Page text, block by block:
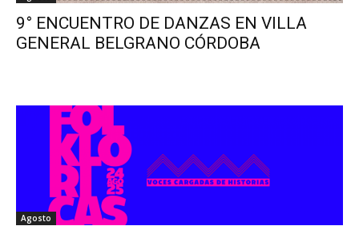
9° ENCUENTRO DE DANZAS EN VILLA
GENERAL BELGRANO CÓRDOBA
Agosto